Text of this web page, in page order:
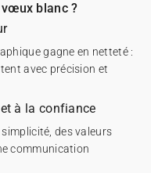
blanc ?
gagne en netteté :
avec précision et
à la confiance
des valeurs
communication